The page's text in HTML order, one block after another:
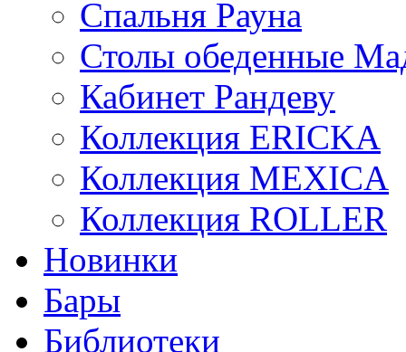
Спальня Рауна
Столы обеденные
Кабинет Рандеву
Коллекция ERICKA
Коллекция MEXICA
Коллекция ROLLER
Новинки
Бары
Библиотеки